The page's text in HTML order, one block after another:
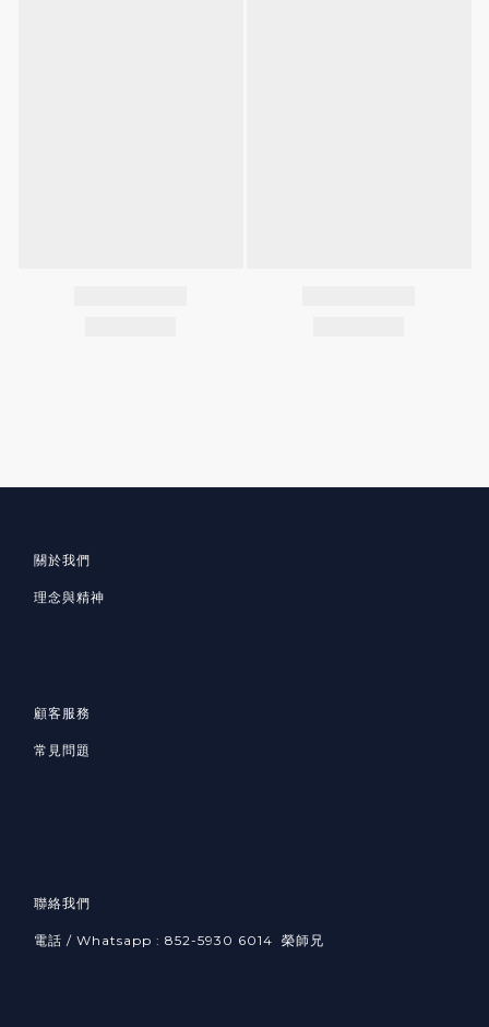
關於我們
理念與精神
顧客服務
常見問題
聯絡我們
電話 / Whatsapp : 852-5930 6014 榮師兄